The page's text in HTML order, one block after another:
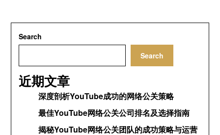
Search
Search
近期文章
深度剖析YouTube成功的网络公关策略
最佳YouTube网络公关公司排名及选择指南
揭秘YouTube网络公关团队的成功策略与运营